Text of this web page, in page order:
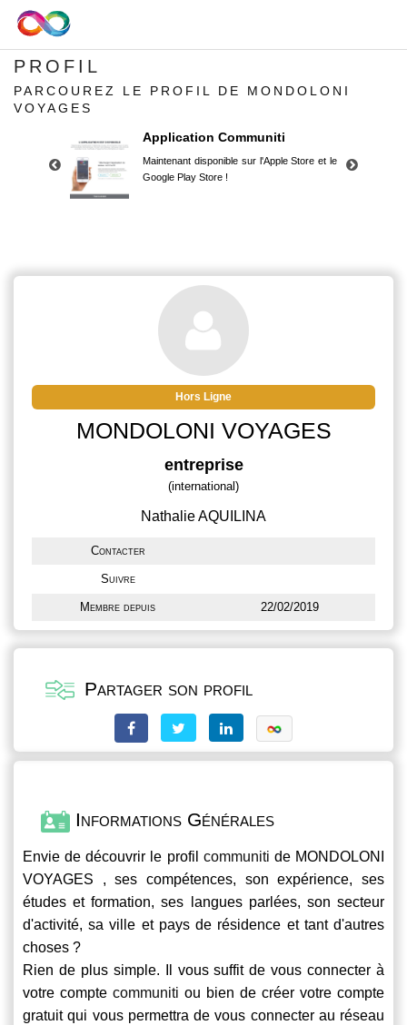
PROFIL
PARCOUREZ LE PROFIL DE MONDOLONI
VOYAGES
Application Communiti
Maintenant disponible sur l'Apple Store et le
Google Play Store !
Google Play Store !
Hors Ligne
MONDOLONI VOYAGES
entreprise
(international)
Nathalie AQUILINA
Contacter
Suivre
Membre depuis 22/02/2019
Partager son profil
Informations Générales
Envie de découvrir le profil communiti de MONDOLONI
VOYAGES , ses compétences, son expérience, ses
études et formation, ses langues parlées, son secteur
d'activité, sa ville et pays de résidence et tant d'autres
choses ?
Rien de plus simple. Il vous suffit de vous connecter à
votre compte communiti ou bien de créer votre compte
gratuit qui vous permettra de vous connecter au réseau